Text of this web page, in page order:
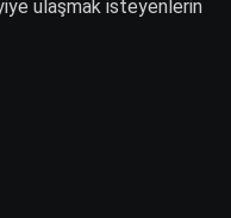
ulaşmak isteyenlerin